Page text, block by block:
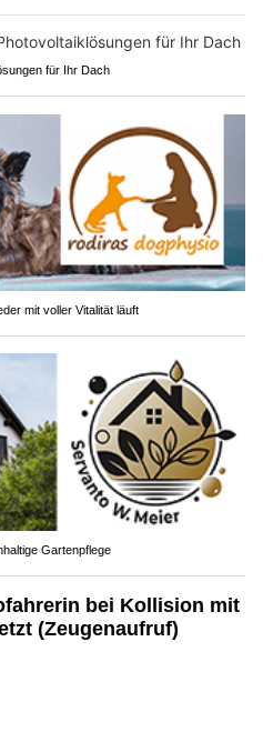
für Ihr Dach
mit voller Vitalität läuft
Gartenpflege
bei Kollision mit
(Zeugenaufruf)